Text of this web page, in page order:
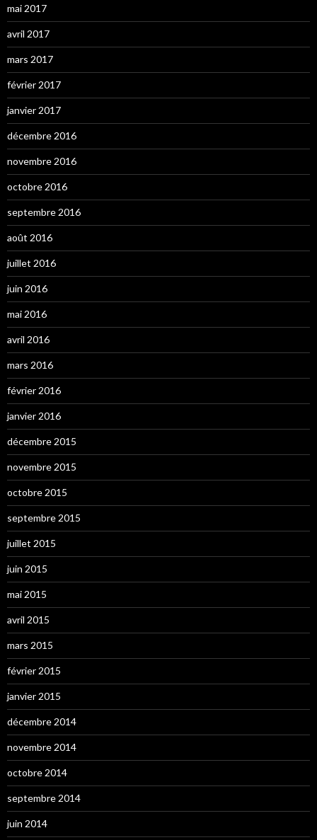
mai 2017
avril 2017
mars 2017
février 2017
janvier 2017
décembre 2016
novembre 2016
octobre 2016
septembre 2016
août 2016
juillet 2016
juin 2016
mai 2016
avril 2016
mars 2016
février 2016
janvier 2016
décembre 2015
novembre 2015
octobre 2015
septembre 2015
juillet 2015
juin 2015
mai 2015
avril 2015
mars 2015
février 2015
janvier 2015
décembre 2014
novembre 2014
octobre 2014
septembre 2014
juin 2014